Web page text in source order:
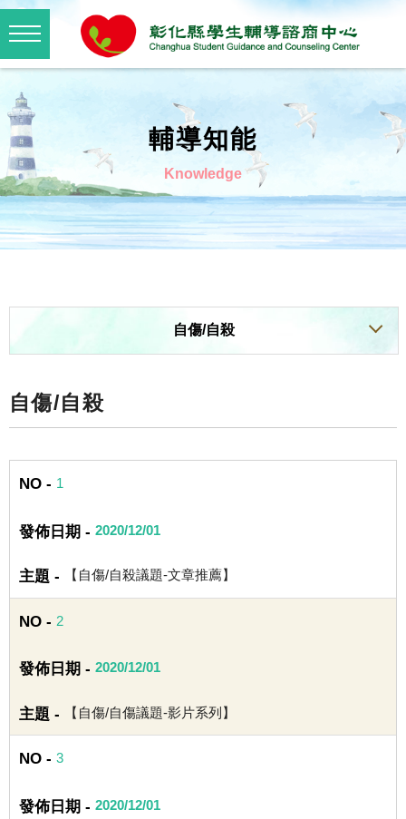
輔導知能
Knowledge
自傷/自殺
自傷/自殺
1
2020/12/01
【自傷/自殺議題-文章推薦】
2
2020/12/01
【自傷/自傷議題-影片系列】
3
2020/12/01